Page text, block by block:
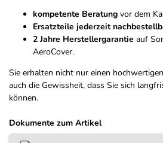
kompetente Beratung vor dem
Ersatzteile jederzeit
2 Jahre Herstellergarantie auf
AeroCover.
Sie erhalten nicht nur einen
auch die Gewissheit, dass Sie sich
können.
Dokumente zum Artikel